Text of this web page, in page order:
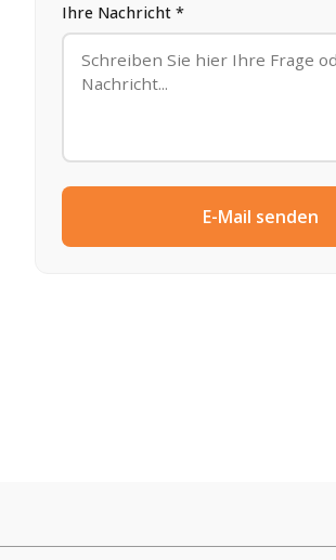
Ihre Nachricht *
E-Mail senden